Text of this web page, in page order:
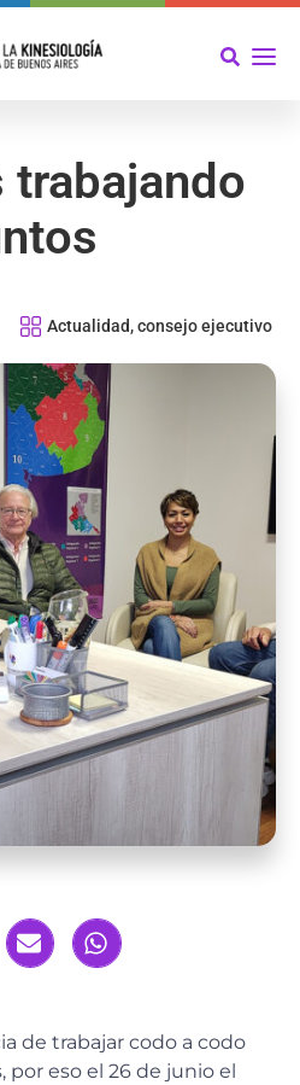
trabajando
Actualidad,consejo ejecutivo
de trabajar codo a codo
eso el 26 de junio el